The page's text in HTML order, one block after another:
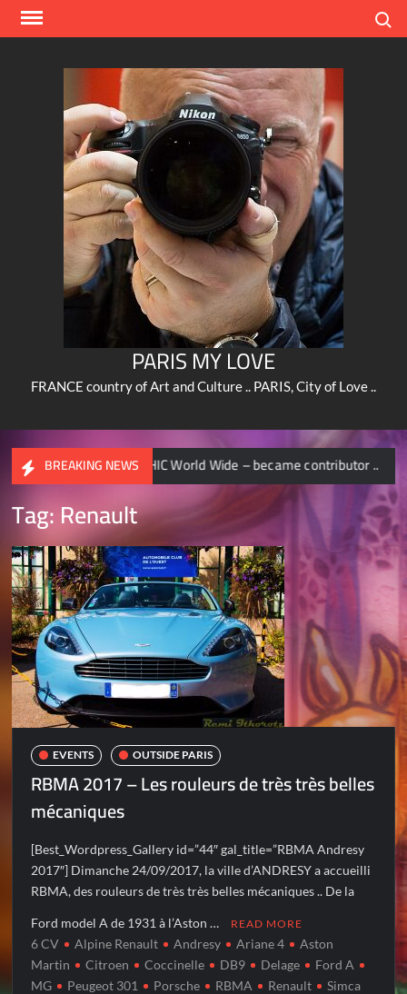
Skip
PARIS MY LOVE
FRANCE country of Art and Culture .. PARIS, City of Love ..
BREAKING NEWS
GEOGRAPHIC World Wide – became contributor ..
Tag:Renault
EVENTS OUTSIDE PARIS
RBMA 2017 – Les rouleurs de très très belles
mécaniques
[Best_Wordpress_Gallery id=”44″ gal_title=”RBMA Andresy
2017″] Dimanche 24/09/2017, la ville d’ANDRESY a accueilli
RBMA, des rouleurs de très très belles mécaniques .. De la
Ford model A de 1931 à l’Aston … READ MORE
6 CV Alpine Renault Andresy Ariane 4
Aston
Martin
Citroen Coccinelle DB9 Delage
Ford A
MG
Peugeot 301 Porsche RBMA Renault
Simca